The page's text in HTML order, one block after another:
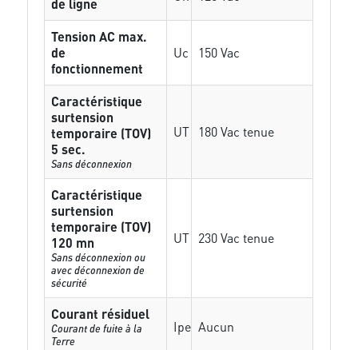
de ligne
Tension AC max.
de
fonctionnement
Uc 150 Vac
Caractéristique
surtension
temporaire (TOV)
5 sec.
Sans déconnexion
UT 180 Vac tenue
Caractéristique
surtension
temporaire (TOV)
120 mn
Sans déconnexion ou
avec déconnexion de
sécurité
UT 230 Vac tenue
Courant résiduel
Courant de fuite à la
Terre
Ipe Aucun